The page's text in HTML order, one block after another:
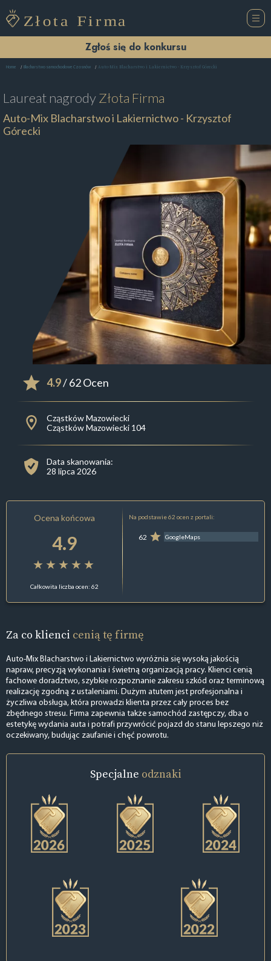
Zgłoś się do konkursu
Home Blacharstwo samochodowe Czosnów Auto-Mix Blacharstwo i Lakiernictwo - Krzysztof Górecki
Laureat nagrodyZłota Firma
Auto-Mix Blacharstwo i Lakiernictwo - Krzysztof
Górecki
4.9/ 62 Ocen
Cząstków Mazowiecki
Cząstków Mazowiecki 104
Data skanowania:
28 lipca 2026
Ocena końcowa
4.9
Całkowita liczba ocen: 62
Na podstawie 62 ocen z portali:
62 GoogleMaps
Za co klienci cenią tę firmę
Auto-Mix Blacharstwo i Lakiernictwo wyróżnia się wysoką jakością
napraw, precyzją wykonania i świetną organizacją pracy. Klienci cenią
fachowe doradztwo, szybkie rozpoznanie zakresu szkód oraz terminową
realizację zgodną z ustaleniami. Dużym atutem jest profesjonalna i
życzliwa obsługa, która prowadzi klienta przez cały proces bez
zbędnego stresu. Firma zapewnia także samochód zastępczy, dba o
estetykę wydania auta i potrafi przywrócić pojazd do stanu lepszego niż
oczekiwany, budując zaufanie i chęć powrotu.
Specjalne odznaki